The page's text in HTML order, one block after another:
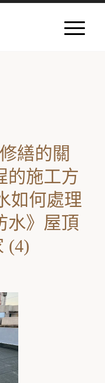
繕的關
的施工方
如何處理
水》屋頂
(4)